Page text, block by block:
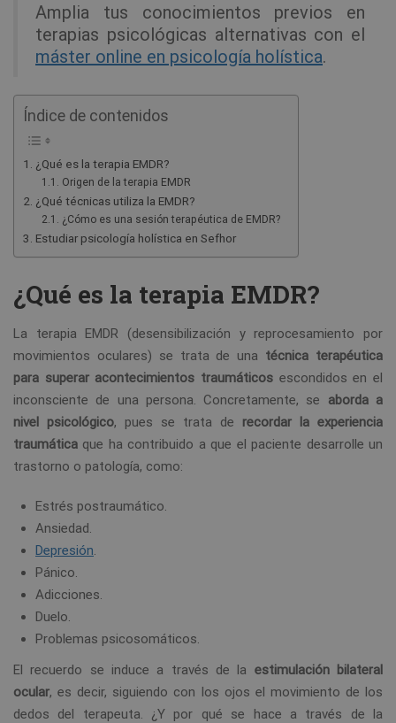
Amplia tus conocimientos previos en
terapias psicológicas alternativas con el
máster online en psicología holística.
Índice de contenidos
¿Qué es la terapia EMDR?
Origen de la terapia EMDR
¿Qué técnicas utiliza la EMDR?
¿Cómo es una sesión terapéutica de EMDR?
Estudiar psicología holística en Sefhor
¿Qué es la terapia EMDR?
La terapia EMDR (desensibilización y reprocesamiento por
movimientos oculares) se trata de una técnica terapéutica
para superar acontecimientos traumáticos escondidos en el
inconsciente de una persona. Concretamente, se aborda a
nivel psicológico, pues se trata de recordar la experiencia
traumática que ha contribuido a que el paciente desarrolle un
trastorno o patología, como:
Estrés postraumático.
Ansiedad.
Depresión.
Pánico.
Adicciones.
Duelo.
Problemas psicosomáticos.
El recuerdo se induce a través de la estimulación bilateral
ocular, es decir, siguiendo con los ojos el movimiento de los
dedos del terapeuta. ¿Y por qué se hace a través de la